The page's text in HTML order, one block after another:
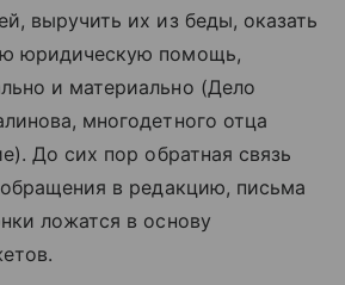
выручить их из беды, оказать
юридическую помощь,
и материально (Дело
многодетного отца
До сих пор обратная связь
в редакцию, письма
ложатся в основу